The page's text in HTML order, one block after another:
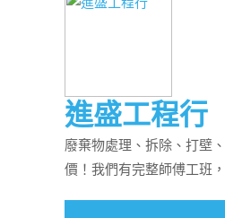
進盛工程行
廢棄物處理、拆除、打壁
價！我們有完整師傅工班